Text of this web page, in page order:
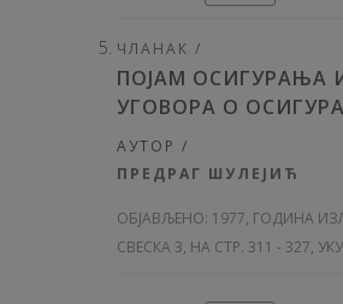
ЧЛАНАК /
ПОЈАМ ОСИГУРАЊА
УГОВОРА О
АУТОР /
ПРЕДРАГ ШУЛЕЈИЋ
ОБЈАВЉЕНО: 1977, ГОДИНА
СВЕСКА 3, НА СТР. 311 - 327,